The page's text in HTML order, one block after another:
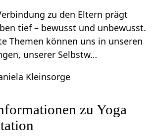
zu den Eltern prägt
tief – bewusst und unbewusst.
Themen können uns in unseren
unserer Selbstw…
Kleinsorge
zu Yoga